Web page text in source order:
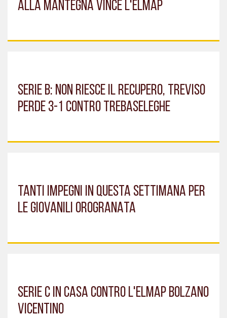
ALLA MANTEGNA VINCE L'ELMAP
SERIE B: NON RIESCE IL RECUPERO, TREVISO
PERDE 3-1 CONTRO TREBASELEGHE
TANTI IMPEGNI IN QUESTA SETTIMANA PER
LE GIOVANILI OROGRANATA
SERIE C IN CASA CONTRO L'ELMAP BOLZANO
VICENTINO